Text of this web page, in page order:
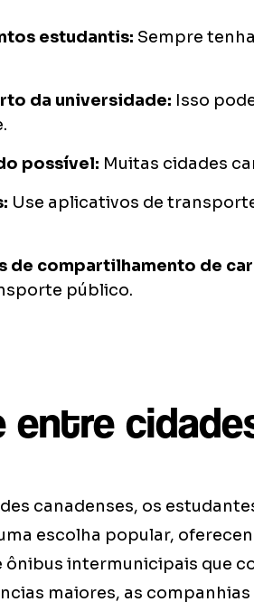
estudantis: Sempre
da universidade: Isso
possível: Muitas cidades
Use aplicativos de
de compartilhamento de
público.
entre
canadenses, os
escolha popular,
ônibus intermunicipais que
maiores, as